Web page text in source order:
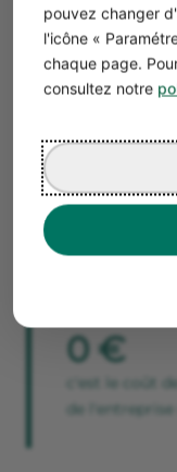
pouvez changer
l'icône «
chaque page.
consultez notre
Selon la modalité
peut différer.
Mode
Retrait sur
Envoi par
0 €
c'est le coût
de